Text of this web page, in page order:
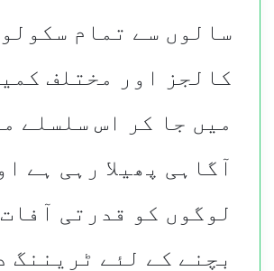
سالوں سے تمام
کالجز اور مختلف
میں جا کر اس سلسلے
آگاہی پھیلا رہی ہے
لوگوں کو قدرتی
بچنے کے لئے ٹریننگ